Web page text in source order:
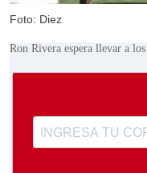
Foto: Diez
Ron Rivera espera llevar a